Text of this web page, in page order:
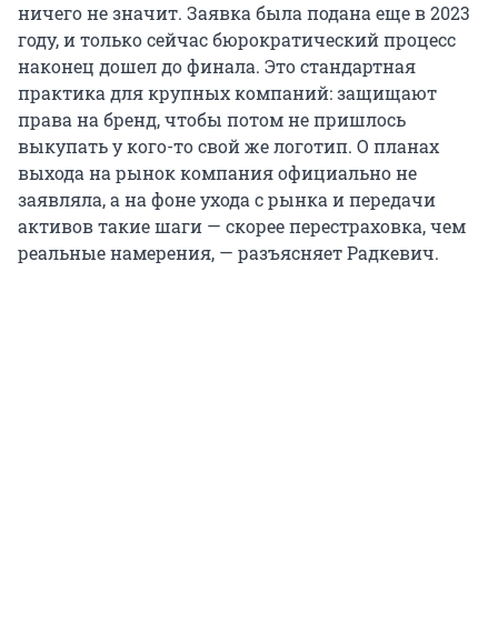
ничего не значит. Заявка была подана еще в 2023
году, и только сейчас бюрократический процесс
наконец дошел до финала. Это стандартная
практика для крупных компаний: защищают
права на бренд, чтобы потом не пришлось
выкупать у кого-то свой же логотип. О планах
выхода на рынок компания официально не
заявляла, а на фоне ухода с рынка и передачи
активов такие шаги — скорее перестраховка, чем
реальные намерения, — разъясняет Радкевич.